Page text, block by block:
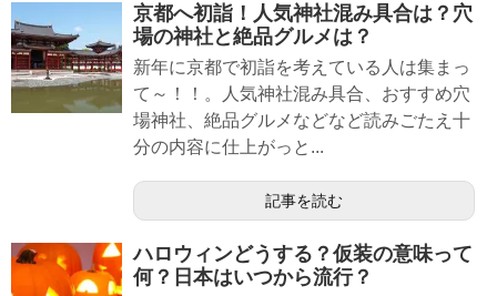
京都へ初詣！人気神社混み具合は？穴
場の神社と絶品グルメは？
新年に京都で初詣を考えている人は集まっ
て～！！。人気神社混み具合、おすすめ穴
場神社、絶品グルメなどなど読みごたえ十
分の内容に仕上がっと...
記事を読む
ハロウィンどうする？仮装の意味って
何？日本はいつから流行？